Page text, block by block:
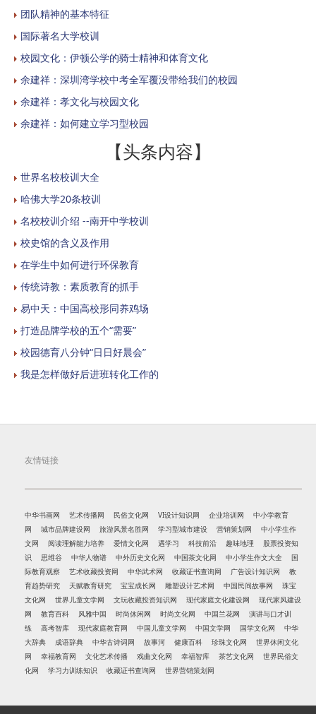
团队精神的基本特征
国际著名大学校训
校园文化：伊顿公学的骑士精神和体育文化
余建祥：深圳湾学校中考全军覆没带给我们的校园
余建祥：孝文化与校园文化
余建祥：如何建立学习型校园
【头条内容】
世界名校校训大全
哈佛大学20条校训
名校校训介绍 --南开中学校训
校史馆的含义及作用
在学生中如何进行环保教育
传统诗教：素质教育的抓手
易中天：中国高校形同养鸡场
打造品牌学校的五个“需要”
校园德育八分钟“日日好晨会”
我是怎样做好后进班转化工作的
友情链接
中华书画网 艺术传播网 民俗文化网 VI设计知识网 企业培训网
中小学教育
网
城市品牌建设网 旅游风景名胜网 学习型城市建设 营销策划网
中小学生作
文网
阅读理解能力培养 爱情文化网 遇学习 科技前沿 趣味地理
股票投资知
识
思维谷 中华人物谱 中外历史文化网 中国茶文化网 中小学生作文大全
国
际教育观察
艺术收藏投资网 中华武术网 收藏证书查询网 广告设计知识网
教
育趋势研究
天赋教育研究 宝宝成长网 雕塑设计艺术网 中国民间故事网
珠宝
文化网
世界儿童文学网 文玩收藏投资知识网 现代家庭文化建设网
现代家风建设
网
教育百科 风雅中国 时尚休闲网 时尚文化网 中国兰花网
演讲与口才训
练
高考智库 现代家庭教育网 中国儿童文学网 中国文学网 国学文化网
中华
大辞典
成语辞典 中华古诗词网 故事河 健康百科 珍珠文化网
世界休闲文化
网
幸福教育网 文化艺术传播 戏曲文化网 幸福智库 茶艺文化网
世界民俗文
化网
学习力训练知识 收藏证书查询网 世界营销策划网